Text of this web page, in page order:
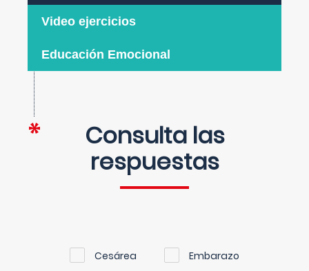
Video ejercicios
Educación Emocional
Consulta las
respuestas
Cesárea Embarazo